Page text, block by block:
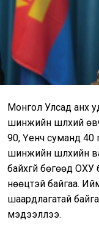
Монгол Улсад анх
шинжийн шүлхий
90, Үенч суманд 40
шинжийн шүлхийн
байхгүй бөгөөд
нөөцтэй байгаа.
шаардлагатай
мэдээллээ.